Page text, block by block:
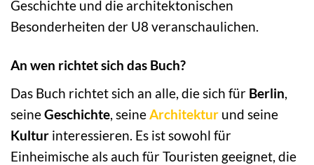
Geschichte und die architektonischen
Besonderheiten der U8 veranschaulichen.
An wen richtet sich das Buch?
Das Buch richtet sich an alle, die sich für Berlin,
seineGeschichte, seineArchitektur und seine
Kultur interessieren. Es ist sowohl für
Einheimische als auch für Touristen geeignet, die